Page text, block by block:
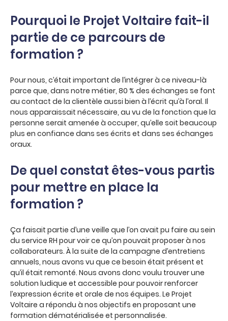
Pourquoi le Projet Voltaire fait-il
partie de ce parcours de
formation ?
Pour nous, c’était important de l’intégrer à ce niveau-là
parce que, dans notre métier, 80 % des échanges se font
au contact de la clientèle aussi bien à l’écrit qu’à l’oral. Il
nous apparaissait nécessaire, au vu de la fonction que la
personne serait amenée à occuper, qu’elle soit beaucoup
plus en confiance dans ses écrits et dans ses échanges
oraux.
De quel constat êtes-vous partis
pour mettre en place la
formation ?
Ça faisait partie d’une veille que l’on avait pu faire au sein
du service RH pour voir ce qu’on pouvait proposer à nos
collaborateurs. À la suite de la campagne d’entretiens
annuels, nous avons vu que ce besoin était présent et
qu’il était remonté. Nous avons donc voulu trouver une
solution ludique et accessible pour pouvoir renforcer
l’expression écrite et orale de nos équipes. Le Projet
Voltaire a répondu à nos objectifs en proposant une
formation dématérialisée et personnalisée.